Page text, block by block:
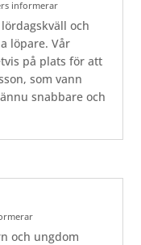
informerar
och
löpare. Vår
på plats för att
som vann
snabbare och
och ungdom